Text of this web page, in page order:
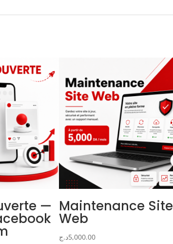
— Maintenance Site
Web
5,000.00د.ج